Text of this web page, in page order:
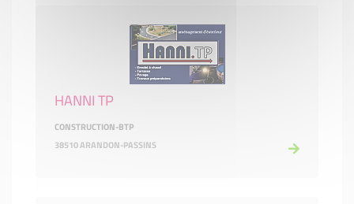
HANNI TP
CONSTRUCTION-BTP
38510 ARANDON-PASSINS